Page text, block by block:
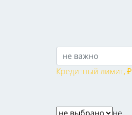
Кредитный лимит, ₽